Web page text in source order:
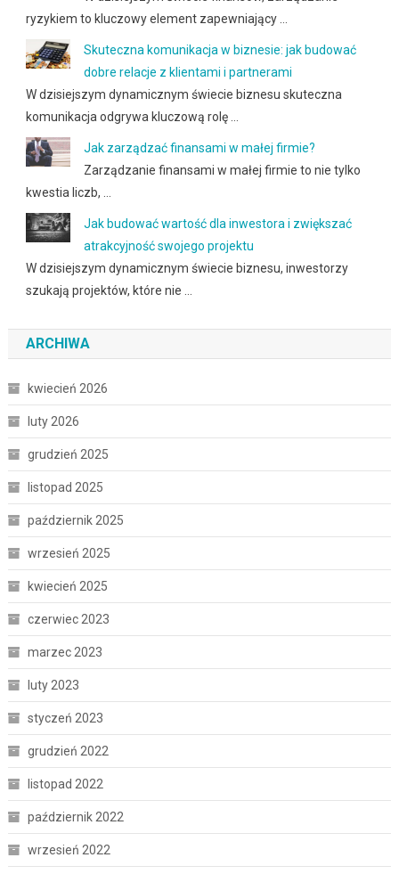
ryzykiem to kluczowy element zapewniający …
Skuteczna komunikacja w biznesie: jak budować
dobre relacje z klientami i partnerami
W dzisiejszym dynamicznym świecie biznesu skuteczna
komunikacja odgrywa kluczową rolę …
Jak zarządzać finansami w małej firmie?
Zarządzanie finansami w małej firmie to nie tylko
kwestia liczb, …
Jak budować wartość dla inwestora i zwiększać
atrakcyjność swojego projektu
W dzisiejszym dynamicznym świecie biznesu, inwestorzy
szukają projektów, które nie …
ARCHIWA
kwiecień 2026
luty 2026
grudzień 2025
listopad 2025
październik 2025
wrzesień 2025
kwiecień 2025
czerwiec 2023
marzec 2023
luty 2023
styczeń 2023
grudzień 2022
listopad 2022
październik 2022
wrzesień 2022